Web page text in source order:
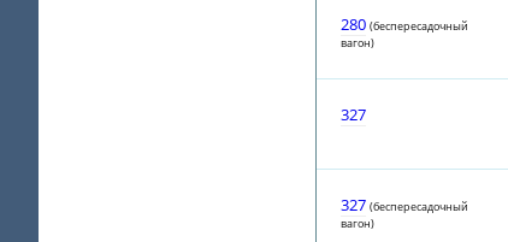
280 (беспересадочный
вагон)
327
327 (беспересадочный
вагон)